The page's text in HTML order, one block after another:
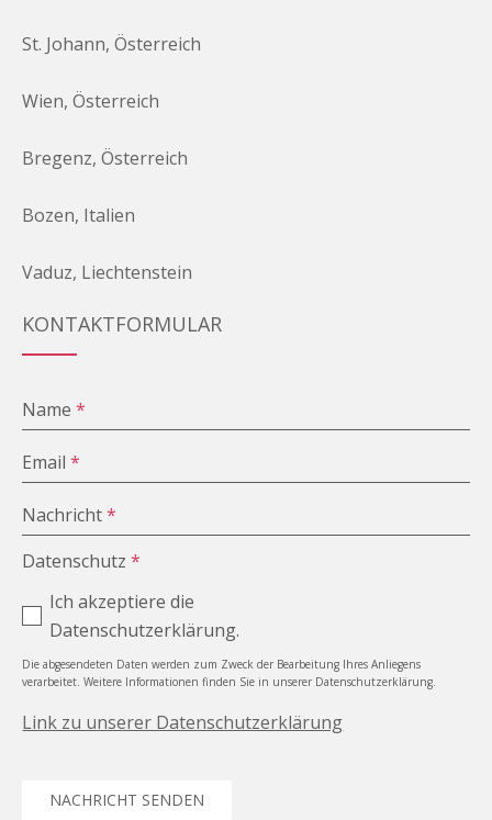
St. Johann, Österreich
Wien, Österreich
Bregenz, Österreich
Bozen, Italien
Vaduz, Liechtenstein
KONTAKTFORMULAR
Name*
Email*
Nachricht*
Datenschutz*
Ich akzeptiere die
Datenschutzerklärung.
Die abgesendeten Daten werden zum Zweck der Bearbeitung Ihres Anliegens
verarbeitet. Weitere Informationen finden Sie in unserer Datenschutzerklärung.
Link zu unserer Datenschutzerklärung
NACHRICHT SENDEN